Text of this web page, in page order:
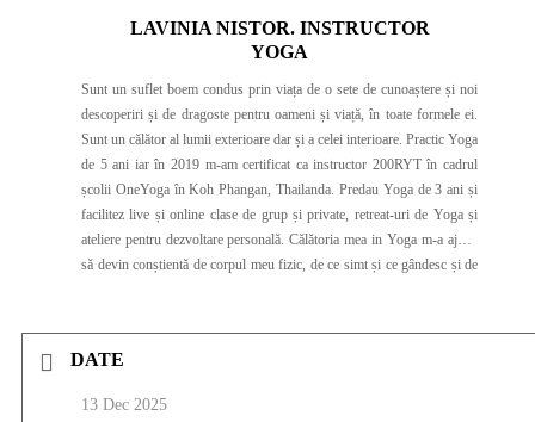
LAVINIA NISTOR. INSTRUCTOR
YOGA
Sunt un suflet boem condus prin viața de o sete de cunoaștere și noi
descoperiri și de dragoste pentru oameni și viață, în toate formele ei.
Sunt un călător al lumii exterioare dar și a celei interioare. Practic Yoga
de 5 ani iar în 2019 m-am certificat ca instructor 200RYT în cadrul
școlii OneYoga în Koh Phangan, Thailanda. Predau Yoga de 3 ani și
facilitez live și online clase de grup și private, retreat-uri de Yoga și
ateliere pentru dezvoltare personală. Călătoria mea in Yoga m-a ajutat
să devin conștientă de corpul meu fizic, de ce simt și ce gândesc și de
lumea.
DATE
13 Dec 2025